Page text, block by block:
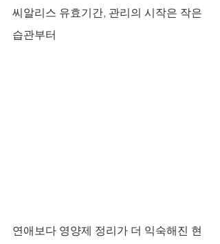
씨알리스 유효기간, 관리의 시작은 작은
습관부터
연애보다 영양제 정리가 더 익숙해진 현